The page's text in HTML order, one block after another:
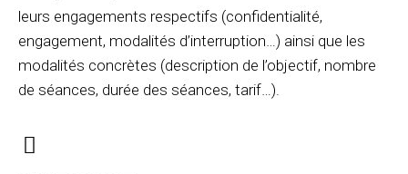
leurs engagements respectifs (confidentialité,
engagement, modalités d’interruption…) ainsi que les
modalités concrètes (description de l’objectif, nombre
de séances, durée des séances, tarif…).